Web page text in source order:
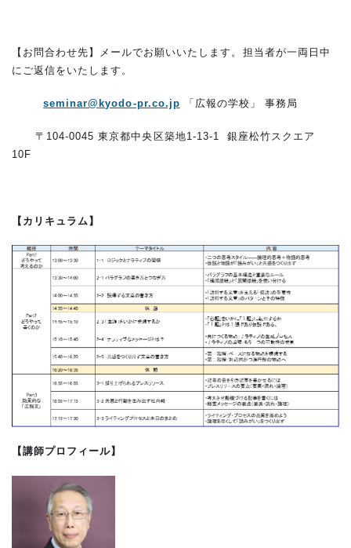
【お問合わせ先】メールでお願いいたします。担当者が一両日中
にご返信をいたします。
seminar@kyodo-pr.co.jp 「広報の学校」 事務局
〒104-0045 東京都中央区築地1-13-1 銀座松竹スクエア
10F
【カリキュラム】
【講師プロ フィール】